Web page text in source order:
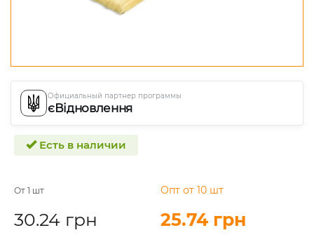
Официальный партнер программы
єВідновлення
Есть в наличии
От 1 шт
30.24 грн
Опт от 10 шт
25.74 грн